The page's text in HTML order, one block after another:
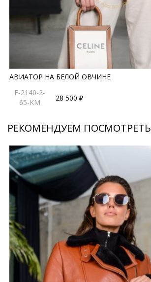
АВИАТОР НА БЕЛОЙ ОВЧИНЕ
F-2140-2-
65-KM
28 500 ₽
РЕКОМЕНДУЕМ ПОСМОТРЕТЬ